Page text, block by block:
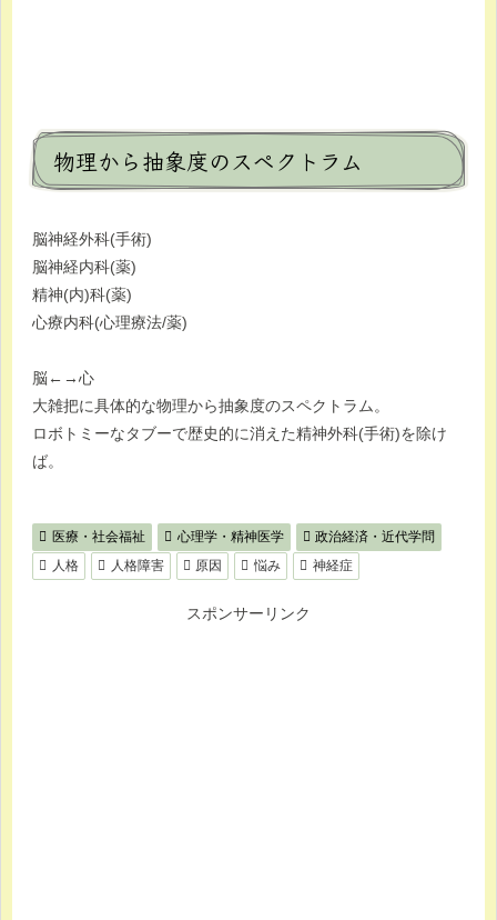
物理から抽象度のスペクトラム
脳神経外科(手術)
脳神経内科(薬)
精神(内)科(薬)
心療内科(心理療法/薬)
脳←→心
大雑把に具体的な物理から抽象度のスペクトラム。
ロボトミーなタブーで歴史的に消えた精神外科(手術)を除け
ば。
医療・社会福祉 心理学・精神医学
政治経済・近代学問
人格
人格障害 原因 悩み 神経症
スポンサーリンク